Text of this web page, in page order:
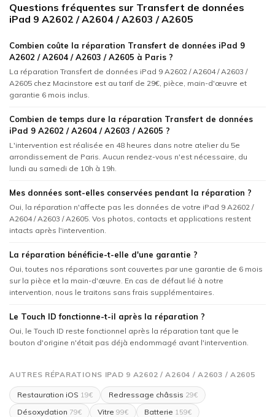
Questions fréquentes sur Transfert de données
iPad 9 A2602 / A2604 / A2603 / A2605
Combien coûte la réparation Transfert de données iPad 9
A2602 / A2604 / A2603 / A2605 à Paris ?
La réparation Transfert de données iPad 9 A2602 / A2604 / A2603 /
A2605 chez Macinstore est au tarif de 29€, pièce, main-d'œuvre et
garantie 6 mois inclus.
Combien de temps dure la réparation Transfert de données
iPad 9 A2602 / A2604 / A2603 / A2605 ?
L'intervention est réalisée en 48 heures dans notre atelier du 5e
arrondissement de Paris. Aucun rendez-vous n'est nécessaire, du
lundi au samedi de 10h à 19h.
Mes données sont-elles conservées pendant la réparation ?
Oui, la réparation n'affecte pas les données de votre iPad 9 A2602 /
A2604 / A2603 / A2605. Vos photos, contacts et applications restent
intacts après l'intervention.
La réparation bénéficie-t-elle d'une garantie ?
Oui, toutes nos réparations sont couvertes par une garantie de 6 mois
sur la pièce et la main-d'œuvre. En cas de défaut lié à notre
intervention, nous le traitons sans frais supplémentaires.
Le Touch ID fonctionne-t-il après la réparation ?
Oui, le Touch ID reste fonctionnel après la réparation tant que le
bouton d'origine n'était pas déjà endommagé avant l'intervention.
AUTRES RÉPARATIONS IPAD 9 A2602 / A2604 / A2603 / A2605
Restauration iOS 19€ Redressage châssis 29€
Désoxydation 79€ Vitre 99€ Batterie 159€